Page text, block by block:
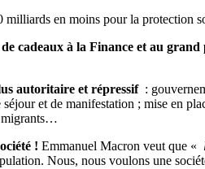
milliards en moins pour la protection
cadeaux à la Finance et au
autoritaire et répressif :
et de manifestation ; mise en
migrants…
! Emmanuel Macron veut que «
Nous, nous voulons une